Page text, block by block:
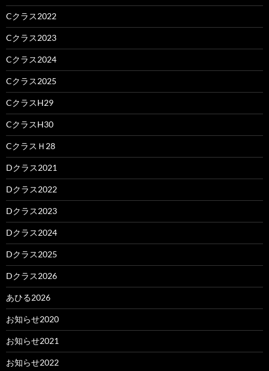
Cクラス2022
Cクラス2023
Cクラス2024
Cクラス2025
CクラスH29
CクラスH30
CクラスＨ28
Dクラス2021
Dクラス2022
Dクラス2023
Dクラス2024
Dクラス2025
Dクラス2026
あひる2026
お知らせ2020
お知らせ2021
お知らせ2022